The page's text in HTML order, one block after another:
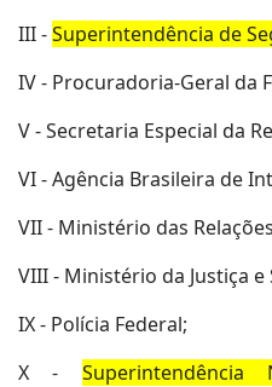
III -Superintendência de
IV - Procuradoria-Geral da
V - Secretaria Especial da
VI - Agência Brasileira de
VII - Ministério das
VIII - Ministério da Justiça
IX - Polícia Federal;
X -